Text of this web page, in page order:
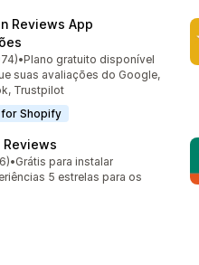
Reviews App
ao todo
•Plano gratuito disponível
suas avaliações do Google,
Trustpilot
Shopify
Reviews
ao todo
•Grátis para instalar
5 estrelas para os